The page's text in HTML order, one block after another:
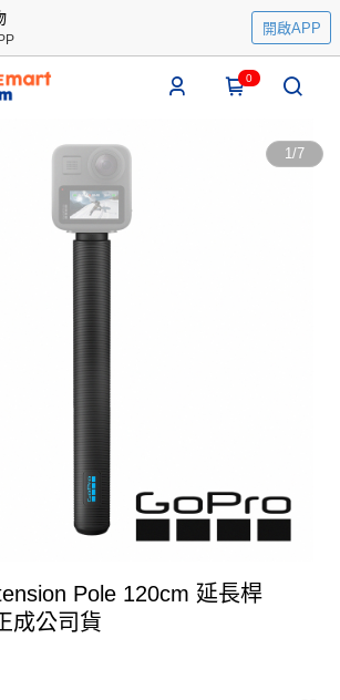
開啟APP
0
1/7
Pole 120cm 延長桿
成公司貨